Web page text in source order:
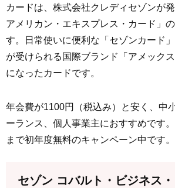
カードは、株式会社クレディセゾンが
アメリカン・エキスプレス・カード」
す。日常使いに便利な「セゾンカード
が受けられる国際ブランド「アメック
になったカードです。
年会費が1100円（税込み）と安く、中
ーランス、個人事業主におすすめです
まで初年度無料のキャンペーン中です。
セゾン コバルト・ビジネス・